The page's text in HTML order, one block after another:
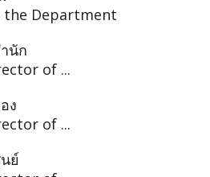
the Department
นัก
of ...
ง
of ...
ย์